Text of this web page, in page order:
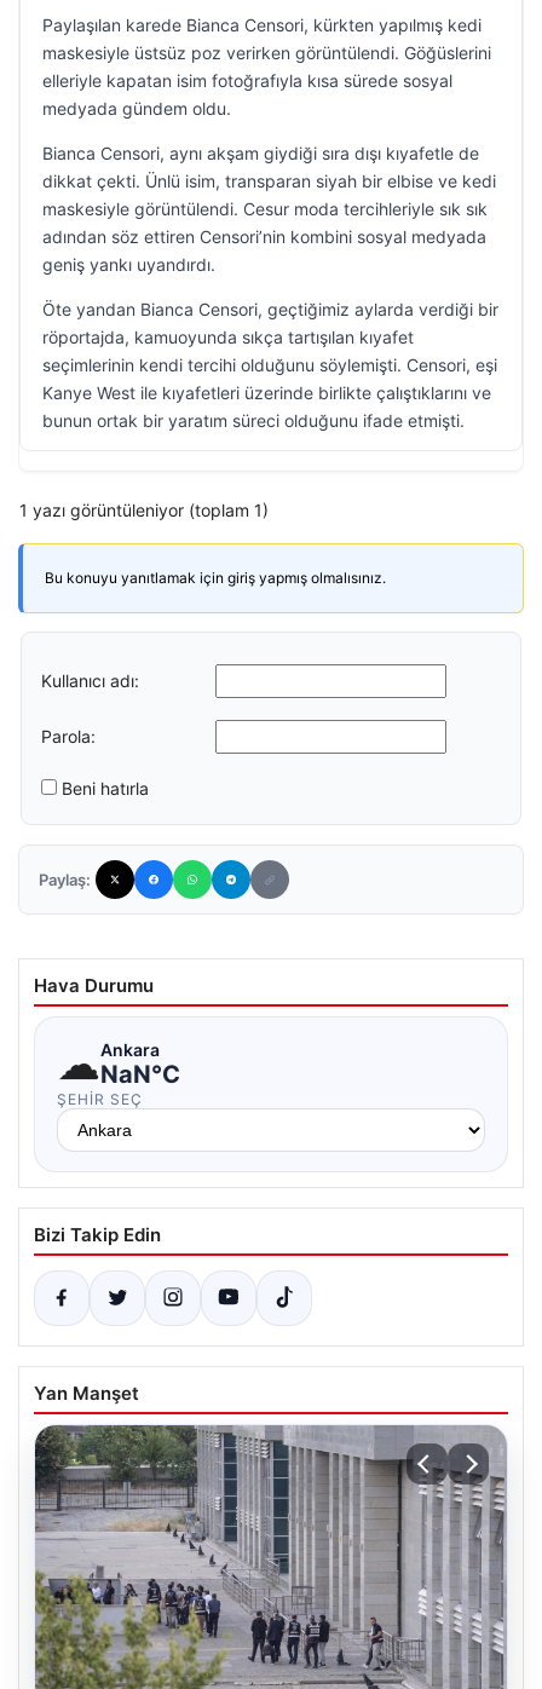
Paylaşılan karede Bianca Censori, kürkten yapılmış kedi
maskesiyle üstsüz poz verirken görüntülendi. Göğüslerini
elleriyle kapatan isim fotoğrafıyla kısa sürede sosyal
medyada gündem oldu.
Bianca Censori, aynı akşam giydiği sıra dışı kıyafetle de
dikkat çekti. Ünlü isim, transparan siyah bir elbise ve kedi
maskesiyle görüntülendi. Cesur moda tercihleriyle sık sık
adından söz ettiren Censori’nin kombini sosyal medyada
geniş yankı uyandırdı.
Öte yandan Bianca Censori, geçtiğimiz aylarda verdiği bir
röportajda, kamuoyunda sıkça tartışılan kıyafet
seçimlerinin kendi tercihi olduğunu söylemişti. Censori, eşi
Kanye West ile kıyafetleri üzerinde birlikte çalıştıklarını ve
bunun ortak bir yaratım süreci olduğunu ifade etmişti.
1 yazı görüntüleniyor (toplam 1)
Bu konuyu yanıtlamak için giriş yapmış olmalısınız.
Kullanıcı adı:
Parola:
Beni hatırla
Paylaş:
Hava Durumu
☁Ankara
NaN°C
ŞEHIR SEÇ
Bizi Takip Edin
Yan Manşet